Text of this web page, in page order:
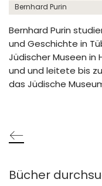
Bernhard Purin
Bernhard Purin
und Geschichte in
Jüdischer Museen in
und und leitete bis
das Jüdische
Bücher